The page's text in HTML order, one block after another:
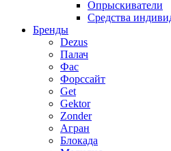
Опрыскиватели
Средства
Бренды
Dezus
Палач
Фас
Форcсайт
Get
Gektor
Zonder
Агран
Блокада